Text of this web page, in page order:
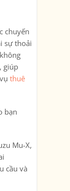
chuyến
sự thoải
giúp
thuê
bạn
Mu-X,
cầu và